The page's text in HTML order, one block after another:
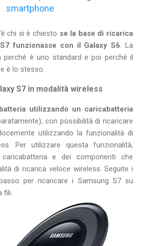
smartphone
chi si è chiesto se la base di ricarica
funzionasse con il Galaxy S6. La
perché è uno standard e poi perché il
è lo stesso.
S7 in modalità wireless
utilizzando un caricabatteria
con possibilità di ricaricare
utilizzando la funzionalità di
Per utilizzare questa funzionalità,
e dei componenti che
di ricarica veloce wireless. Seguite i
per ricaricare i Samsung S7 su
fili.